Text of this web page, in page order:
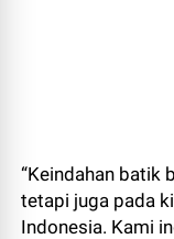
“Keindahan batik
tetapi juga pada
Indonesia. Kami